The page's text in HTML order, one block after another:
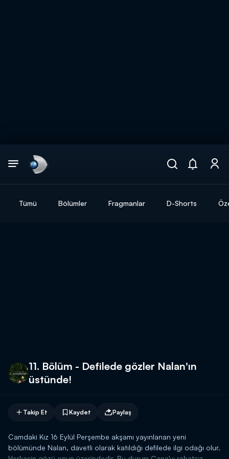
Tümü Bölümler Fragmanlar D-Shorts
11. Bölüm - Defilede gözler Nalan'ın
üstünde!
Takip Et Kaydet Paylaş
Camdaki Kız 16 Eylül Perşembe akşamı yayınlanan yeni
bölümünde Nalan, davetli olarak katıldığı defilede ilgi odağı olur.